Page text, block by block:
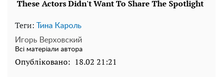
Теги:
Тина Кароль
Игорь Верховский
Всі матеріали автора
Опубліковано: 18.02 21:21